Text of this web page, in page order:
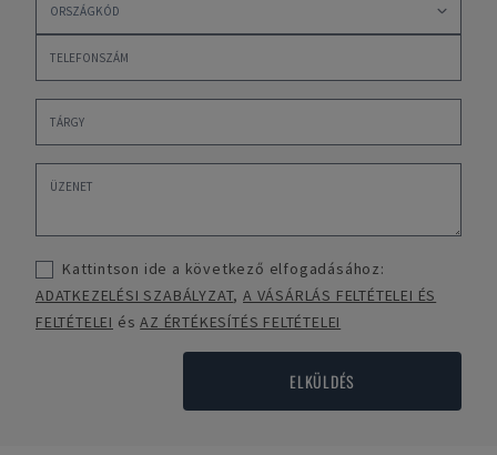
Kattintson ide a következő elfogadásához:
ADATKEZELÉSI SZABÁLYZAT,A VÁSÁRLÁS FELTÉTELEI ÉS
FELTÉTELEI ésAZ ÉRTÉKESÍTÉS FELTÉTELEI
ELKÜLDÉS